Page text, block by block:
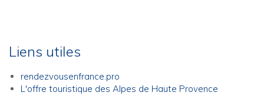
Liens utiles
rendezvousenfrance.pro
L'offre touristique des Alpes de Haute Provence